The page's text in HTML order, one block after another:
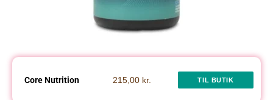
Core Nutrition 215,00 kr. TIL BUTIK